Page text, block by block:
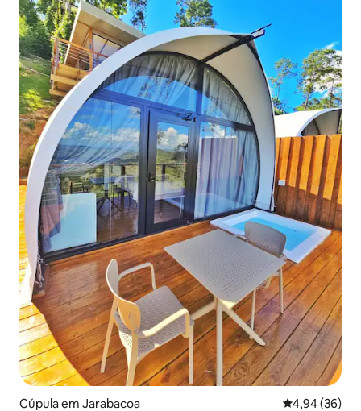
Cúpula em Jarabacoa Classificação
4,94 (36)